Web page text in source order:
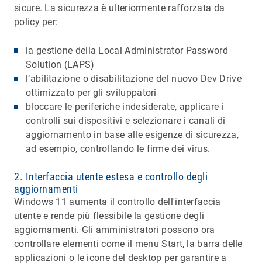
sicure. La sicurezza è ulteriormente rafforzata da
policy per:
la gestione della Local Administrator Password
Solution (LAPS)
l’abilitazione o disabilitazione del nuovo Dev Drive
ottimizzato per gli sviluppatori
bloccare le periferiche indesiderate, applicare i
controlli sui dispositivi e selezionare i canali di
aggiornamento in base alle esigenze di sicurezza,
ad esempio, controllando le firme dei virus.
2. Interfaccia utente estesa e controllo degli
aggiornamenti
Windows 11 aumenta il controllo dell'interfaccia
utente e rende più flessibile la gestione degli
aggiornamenti. Gli amministratori possono ora
controllare elementi come il menu Start, la barra delle
applicazioni o le icone del desktop per garantire a